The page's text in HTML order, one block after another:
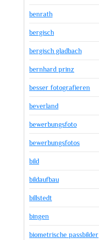
benrath
bergisch
bergisch gladbach
bernhard prinz
besser fotografieren
beverland
bewerbungsfoto
bewerbungsfotos
bild
bildaufbau
billstedt
bingen
biometrische passbilder